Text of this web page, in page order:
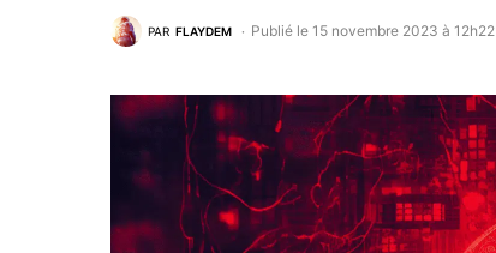
PAR FLAYDEM Publié le 15 novembre 2023 à 12h22